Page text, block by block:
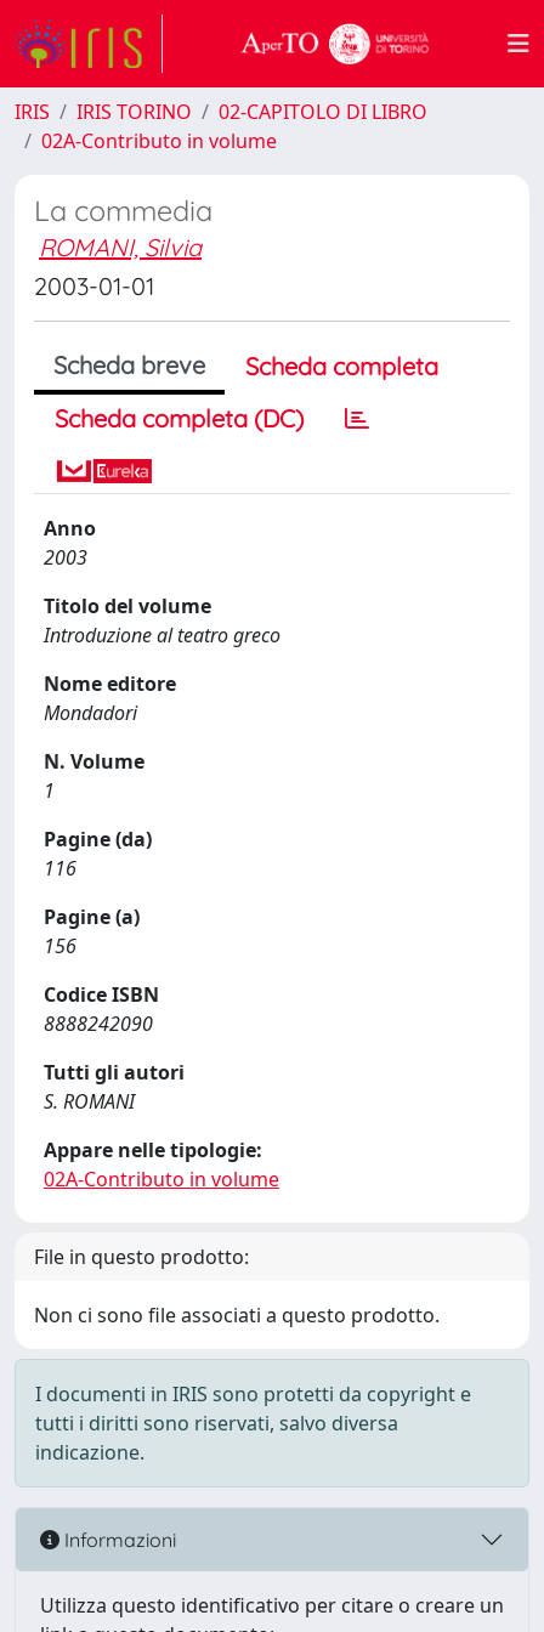
IRIS IRIS TORINO
02-CAPITOLO DI LIBRO
02A-Contributo in volume
La commedia
ROMANI, Silvia
2003-01-01
Scheda breve
Scheda completa
Scheda completa (DC)
Anno
2003
Titolo del volume
Introduzione al teatro greco
Nome editore
Mondadori
N. Volume
1
Pagine (da)
116
Pagine (a)
156
Codice ISBN
8888242090
Tutti gli autori
S. ROMANI
Appare nelle tipologie:
02A-Contributo in volume
File in questo prodotto:
Non ci sono file associati a questo prodotto.
I documenti in IRIS sono protetti da copyright e
tutti i diritti sono riservati, salvo diversa
indicazione.
Informazioni
Utilizza questo identificativo per citare o creare un